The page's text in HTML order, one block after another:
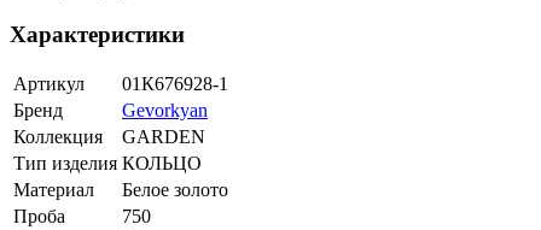
Характеристики
Артикул
01К676928-1
Бренд
Gevorkyan
Коллекция
GARDEN
Тип изделия КОЛЬЦО
Материал
Белое золото
Проба
750